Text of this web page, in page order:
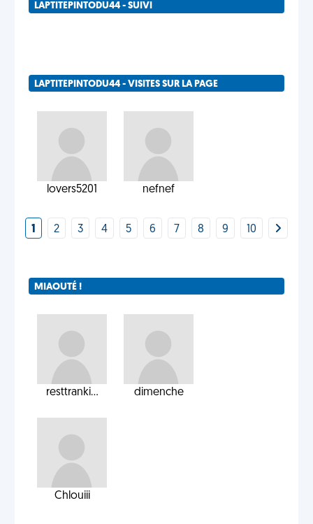
LAPTITEPINTODU44 - SUIVI
LAPTITEPINTODU44 - VISITES SUR LA PAGE
lovers5201 nefnef
1 2 3 4 5 6 7 8 9 10
MIAOUTÉ !
resttranki... dimenche
Chlouiii